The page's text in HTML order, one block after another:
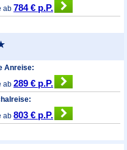
ab784 € p.P.
Anreise:
ab289 € p.P.
ab803 € p.P.